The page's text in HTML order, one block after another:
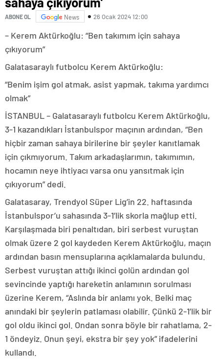
ABONE OL News 26 Ocak 2024 12:00
– Kerem Aktürkoğlu: “Ben takımım için sahaya
çıkıyorum”
Galatasaraylı futbolcu Kerem Aktürkoğlu:
“Benim işim gol atmak, asist yapmak, takıma yardımcı
olmak”
İSTANBUL – Galatasaraylı futbolcu Kerem Aktürkoğlu,
3-1 kazandıkları İstanbulspor maçının ardından, “Ben
hiçbir zaman sahaya birilerine bir şeyler kanıtlamak
için çıkmıyorum. Takım arkadaşlarımın, takımımın,
hocamın neye ihtiyacı varsa onu yansıtmak için
çıkıyorum” dedi.
Galatasaray, Trendyol Süper Lig’in 22. haftasında
İstanbulspor’u sahasında 3-1’lik skorla mağlup etti.
Karşılaşmada biri penaltıdan, biri serbest vuruştan
olmak üzere 2 gol kaydeden Kerem Aktürkoğlu, maçın
ardından basın mensuplarına açıklamalarda bulundu.
Serbest vuruştan attığı ikinci golün ardından gol
sevincinde yaptığı hareketin anlamının sorulması
üzerine Kerem, “Aslında bir anlamı yok. Belki maç
anındaki bir şeylerin patlaması olabilir. Çünkü 2-1’lik bir
gol oldu ikinci gol. Ondan sonra böyle bir rahatlama, 2-
1 öndeyiz. Onun şeyi, ekstra bir şey yok” ifadelerini
kullandı.